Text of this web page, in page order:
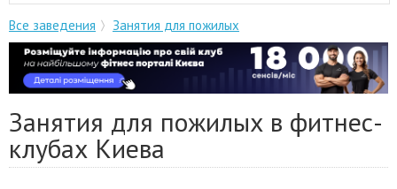
Все заведения Занятия для пожилых
Занятия для пожилых в фитнес-
клубах Киева